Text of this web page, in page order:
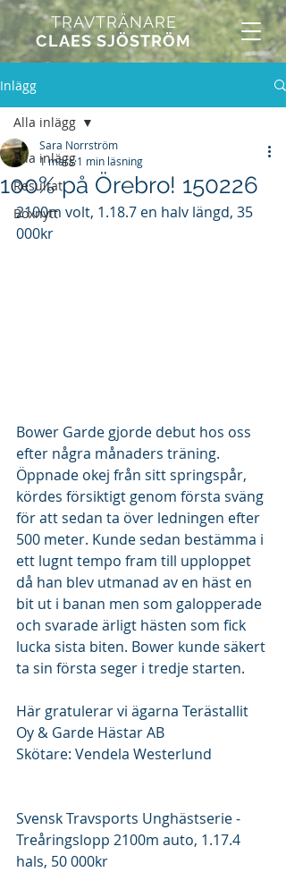
TRAVTRÄNARE
CLAES SJÖSTRÖM
Inlägg
Alla inlägg
Resultat
Boxnytt
Alla inlägg
100% på Örebro! 150226
Sara Norrström
1 mars 1 min läsning
2100m volt, 1.18.7 en halv längd, 35
000kr
Bower Garde gjorde debut hos oss
efter några månaders träning.
Öppnade okej från sitt springspår,
kördes försiktigt genom första sväng
för att sedan ta över ledningen efter
500 meter. Kunde sedan bestämma i
ett lugnt tempo fram till upploppet
då han blev utmanad av en häst en
bit ut i banan men som galopperade
och svarade ärligt hästen som fick
lucka sista biten. Bower kunde säkert
ta sin första seger i tredje starten.
Här gratulerar vi ägarna Terästallit
Oy & Garde Hästar AB
Skötare: Vendela Westerlund
Svensk Travsports Unghästserie -
Treåringslopp 2100m auto, 1.17.4
hals, 50 000kr